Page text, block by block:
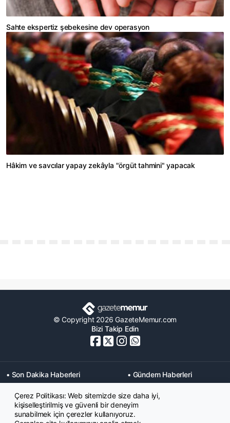
Sahte ekspertiz şebekesine dev operasyon
Hâkim ve savcılar yapay zekâyla "örgüt tahmini" yapacak
© Copyright 2026 GazeteMemur.com
Bizi Takip Edin
• Son Dakika Haberleri
• Gündem Haberleri
• Memurlar Haberleri
• KPSS Haberleri
• Ekonomi Haberleri
• Eğitim Haberleri
• Yaşam Haberleri
• Maaş Verileri Haberleri
• Mahkeme Kararları
Çerez Politikası: Web sitemizde size daha iyi,
kişiselleştirilmiş ve güvenli bir deneyim
sunabilmek için çerezler kullanıyoruz.